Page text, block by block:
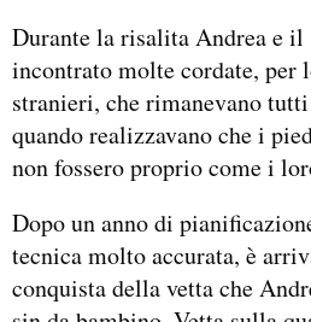
Durante la risalita Andrea e il
incontrato molte cordate,
stranieri, che rimanevano
quando realizzavano che i
non fossero proprio come i
Dopo un anno di
tecnica molto accurata, è
conquista della vetta che